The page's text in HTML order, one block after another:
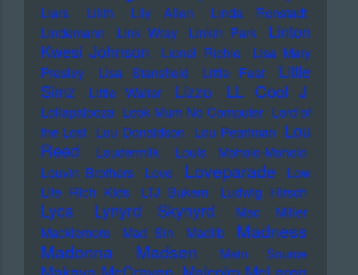
Liars
Lilith Lily Allen
Linda Ronstadt
Lindemann
Link Wray Linkin Park
Linton
Kwesi Johnson
Lionel Richie
Lisa Mary
Presley
Lisa Stansfield Little Feat
Little
Simz
Little Walter Lizzo LL Cool J
Lollapalooza Look Mum No Computer Lord of
the Lost Lou Donaldson Lou Pearlman Lou
Reed
Loudermilk
Louis Moholo-Moholo
Louvin Brothers
Love Loveparade
Low
Life Rich Kids
LTJ Bukem Ludwig Hirsch
Lyca Lynyrd Skynyrd
Mac Miller
Macklemore
Mad Sin Madlib
Madness
Madonna
Madsen Main Source